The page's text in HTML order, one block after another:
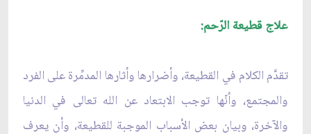
علاج قطيعة الرّحم:
تقدَّم الكلام في القطيعة، وأضرارها وأثارها المدمِّرة على الفرد
والمجتمع، وأنّها توجب الابتعاد عن الله تعالى في الدنيا
والآخرة، وبيان بعض الأسباب الموجبة للقطيعة، وأن يعرف